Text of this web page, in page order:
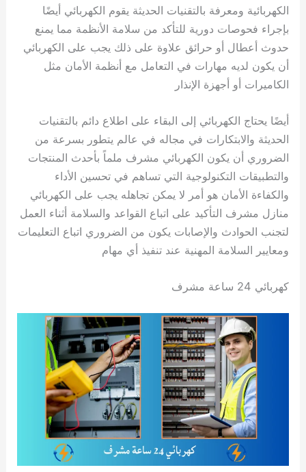
الكهربائية ومعرفة بالتقنيات الحديثة يقوم الكهربائي أيضًا
بإجراء فحوصات دورية للتأكد من سلامة الأنظمة مما يمنع
حدوث أعطال أو حرائق علاوة على ذلك يجب على الكهربائي
أن يكون لديه مهارات في التعامل مع أنظمة الأمان مثل
الكاميرات أو أجهزة الإنذار
أيضًا يحتاج الكهربائي إلى البقاء على اطلاع دائم بالتقنيات
الحديثة والابتكارات في مجاله في عالم يتطور بسرعة من
الضروري أن يكون الكهربائي مشرف ملماً بأحدث المنتجات
والتطبيقات التكنولوجية التي تساهم في تحسين الأداء
والكفاءة الأمان هو أمر لا يمكن تجاهله يجب على الكهربائي
منازل مشرف التأكيد على اتباع القواعد والسلامة أثناء العمل
لتجنب الحوادث والإصابات يكون من الضروري اتباع التعليمات
ومعايير السلامة المهنية عند تنفيذ أي مهام
كهربائي 24 ساعة مشرف